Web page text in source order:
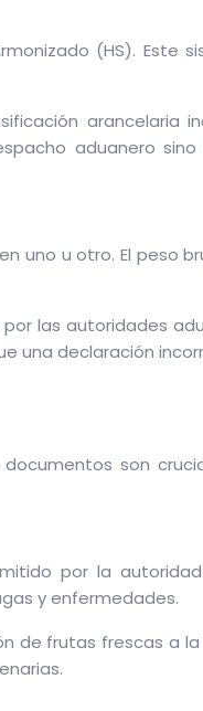
(HS). Este
arancelaria
aduanero
uno u otro. El peso
las autoridades
una declaración
son
por la
y enfermedades.
de frutas frescas a la